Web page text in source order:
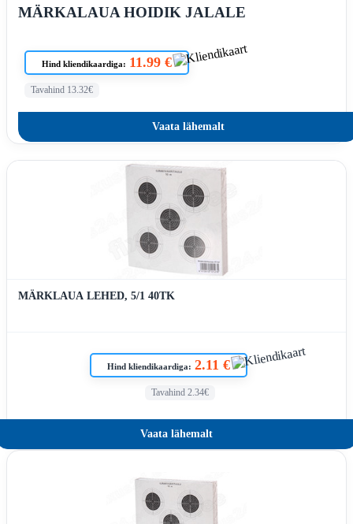
MÄRKALAUA HOIDIK JALALE
Hind kliendikaardiga: 11.99 €
Tavahind 13.32€
Vaata lähemalt
MÄRKLAUA LEHED, 5/1 40TK
Hind kliendikaardiga: 2.11 €
Tavahind 2.34€
Vaata lähemalt